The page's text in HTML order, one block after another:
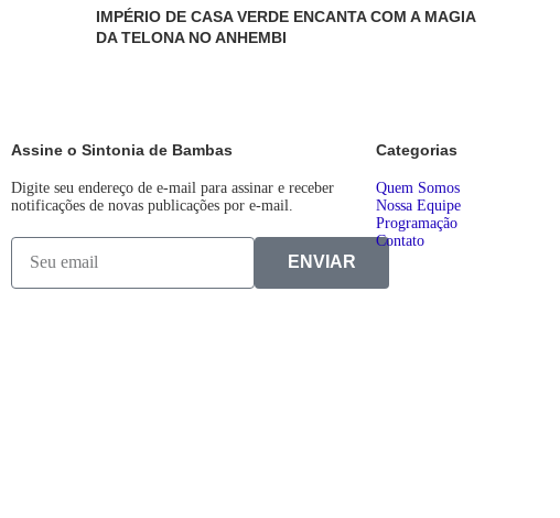
IMPÉRIO DE CASA VERDE ENCANTA COM A MAGIA
DA TELONA NO ANHEMBI
Assine o Sintonia de Bambas
Digite seu endereço de e-mail para assinar e receber
notificações de novas publicações por e-mail.
ENVIAR
Categorias
Quem Somos
Nossa Equipe
Programação
Contato